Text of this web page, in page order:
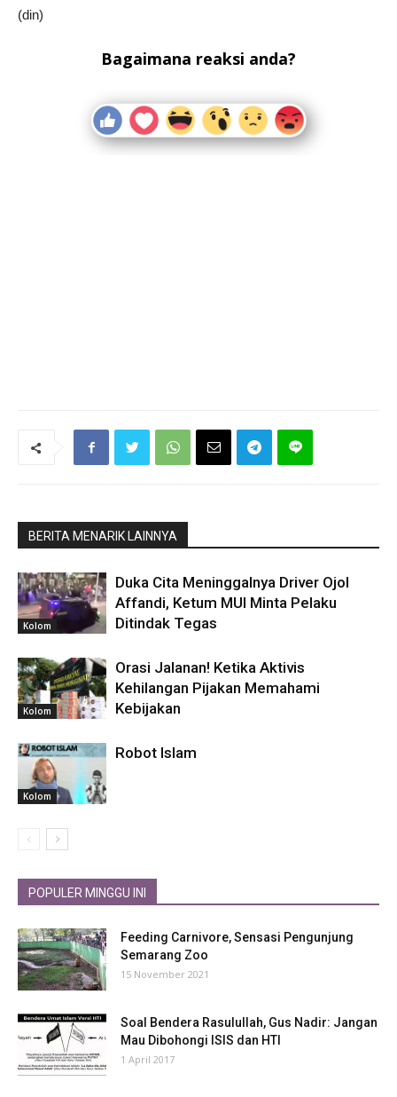
(din)
Bagaimana reaksi anda?
BERITA MENARIK LAINNYA
Kolom
Duka Cita Meninggalnya Driver Ojol
Affandi, Ketum MUI Minta Pelaku
Ditindak Tegas
Kolom
Orasi Jalanan! Ketika Aktivis
Kehilangan Pijakan Memahami
Kebijakan
Kolom
Robot Islam
POPULER MINGGU INI
Feeding Carnivore, Sensasi Pengunjung
Semarang Zoo
15 November 2021
Soal Bendera Rasulullah, Gus Nadir: Jangan
Mau Dibohongi ISIS dan HTI
1 April 2017